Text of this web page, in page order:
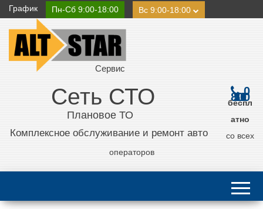
График Пн-Сб 9:00-18:00 Вс 9:00-18:00
Сервис
Сеть СТО
Плановое ТО
Комплексное обслуживание и ремонт авто
0
800 21 11 50
беспл
атно
со всех
операторов